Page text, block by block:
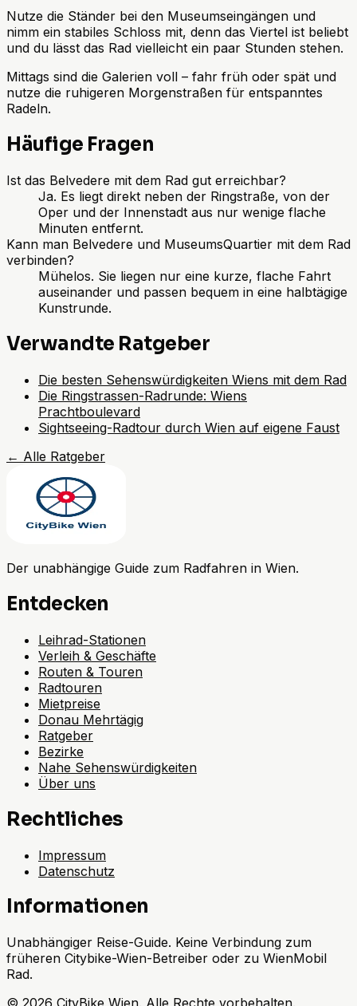
Nutze die Ständer bei den Museumseingängen und
nimm ein stabiles Schloss mit, denn das Viertel ist beliebt
und du lässt das Rad vielleicht ein paar Stunden stehen.
Mittags sind die Galerien voll – fahr früh oder spät und
nutze die ruhigeren Morgenstraßen für entspanntes
Radeln.
Häufige Fragen
Ist das Belvedere mit dem Rad gut erreichbar?
Ja. Es liegt direkt neben der Ringstraße, von der
Oper und der Innenstadt aus nur wenige flache
Minuten entfernt.
Kann man Belvedere und MuseumsQuartier mit dem Rad
verbinden?
Mühelos. Sie liegen nur eine kurze, flache Fahrt
auseinander und passen bequem in eine halbtägige
Kunstrunde.
Verwandte Ratgeber
Die besten Sehenswürdigkeiten Wiens mit dem Rad
Die Ringstrassen-Radrunde: Wiens
Prachtboulevard
Sightseeing-Radtour durch Wien auf eigene Faust
← Alle Ratgeber
Der unabhängige Guide zum Radfahren in Wien.
Entdecken
Leihrad-Stationen
Verleih & Geschäfte
Routen & Touren
Radtouren
Mietpreise
Donau Mehrtägig
Ratgeber
Bezirke
Nahe Sehenswürdigkeiten
Über uns
Rechtliches
Impressum
Datenschutz
Informationen
Unabhängiger Reise-Guide. Keine Verbindung zum
früheren Citybike-Wien-Betreiber oder zu WienMobil
Rad.